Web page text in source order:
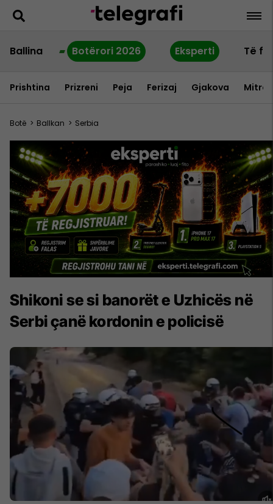
Ballina Botërori 2026 Eksperti Të
Prishtina Prizreni Peja Ferizaj Gjakova
Botë > Ballkan > Serbia
Shikoni se si banorët e Uzhicës në
Serbi çanë kordonin e policisë